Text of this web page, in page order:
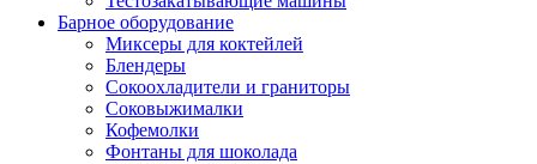
Барное оборудование
Миксеры для коктейлей
Блендеры
Сокоохладители и граниторы
Соковыжималки
Кофемолки
Фонтаны для шоколада